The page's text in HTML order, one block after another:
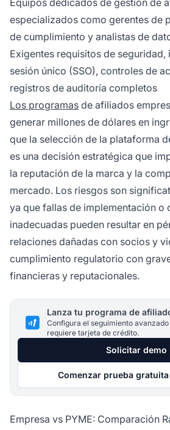
Equipos dedicados de gestión de
especializados como gerentes de
de cumplimiento y analistas de
Exigentes requisitos de
sesión único (SSO), controles de
registros de auditoría completos
Los programas de afiliados
generar millones de dólares en
que la selección de la plataforma
es una decisión estratégica que
la reputación de la marca y la
mercado. Los riesgos son
ya que fallas de implementación o
inadecuadas pueden resultar en
relaciones dañadas con socios y
cumplimiento regulatorio con
financieras y reputacionales.
Lanza tu programa de
Configura el seguimiento
requiere tarjeta de crédito.
Solicitar demo
Comenzar prueba
Empresa vs PYME: Comparación